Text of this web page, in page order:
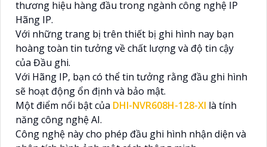
thương hiệu hàng đầu trong ngành công nghệ IP
Hãng IP.
Với những trang bị trên thiết bị ghi hình nay bạn
hoàng toàn tin tưởng về chất lượng và độ tin cậy
của Đầu ghi.
Với Hãng IP, bạn có thể tin tưởng rằng đầu ghi hình
sẽ hoạt động ổn định và bảo mật.
Một điểm nổi bật của DHI-NVR608H-128-XI là tính
năng công nghệ AI.
Công nghệ này cho phép đầu ghi hình nhận diện và